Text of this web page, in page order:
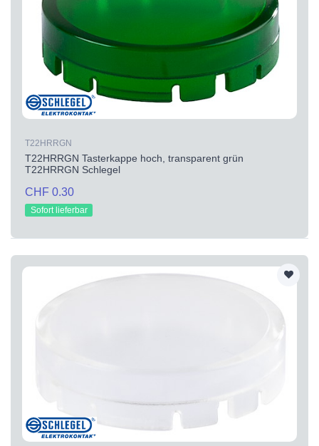
T22HRRGN
T22HRRGN Tasterkappe hoch, transparent grün
T22HRRGN Schlegel
CHF 0.30
Sofort lieferbar